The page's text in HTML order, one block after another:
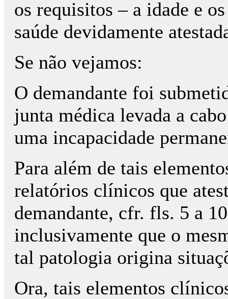
os requisitos – a idade e
saúde devidamente
Se não vejamos:
O demandante foi
junta médica levada a
uma incapacidade
Para além de tais
relatórios clínicos que
demandante, cfr. fls. 5 a
inclusivamente que o
tal patologia origina
Ora, tais elementos